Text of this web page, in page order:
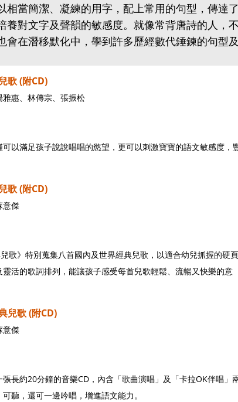
相當簡潔、凝練的用字，配上常用的句型，傳達
對文字及聲韻的敏感度。就像常背唐詩的人，
在潛移默化中，學到許多歷經數代錘鍊的句型
歌 (附CD)
惠、林傳宗、張振松
以滿足孩子說說唱唱的慾望，更可以刺激寶寶的語文敏感度，
歌 (附CD)
意傑
歌》特別蒐集八首國內及世界經典兒歌，以適合幼兒抓握的硬
活的歌詞排列，能讓孩子感受每首兒歌輕鬆、流暢又快樂的意
兒歌 (附CD)
意傑
長約20分鐘的音樂CD，內含「歌曲演唱」及「卡拉OK伴唱」
聽，還可一邊吟唱，增進語文能力。